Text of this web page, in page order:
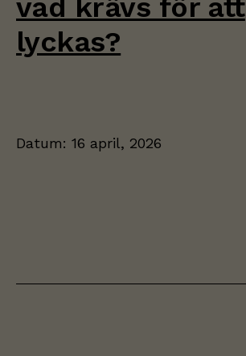
vad krävs för att
lyckas?
Datum: 16 april, 2026